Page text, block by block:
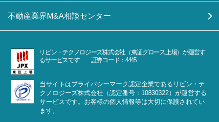
不動産業界M&A相談センター
リビン・テクノロジーズ株式会社（東証グロース上場）が運営す
るサービスです 証券コード：4445
当サイトはプライバシーマーク認定企業であるリビン・テ
クノロジーズ株式会社（認定番号：10830322）が運営する
サービスです。お客様の個人情報等は大切に保護されてい
ます。